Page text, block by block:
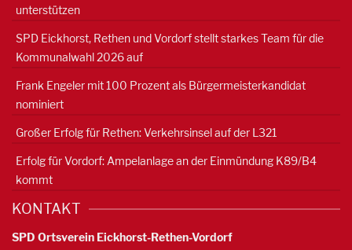
unterstützen
SPD Eickhorst, Rethen und Vordorf stellt starkes Team für die
Kommunalwahl 2026 auf
Frank Engeler mit 100 Prozent als Bürgermeisterkandidat
nominiert
Großer Erfolg für Rethen: Verkehrsinsel auf der L321
Erfolg für Vordorf: Ampelanlage an der Einmündung K89/B4
kommt
KONTAKT
SPD Ortsverein Eickhorst-Rethen-Vordorf